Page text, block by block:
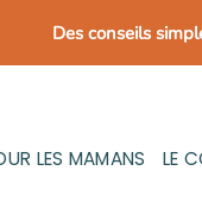
Des conseils
LES MAMANS LE